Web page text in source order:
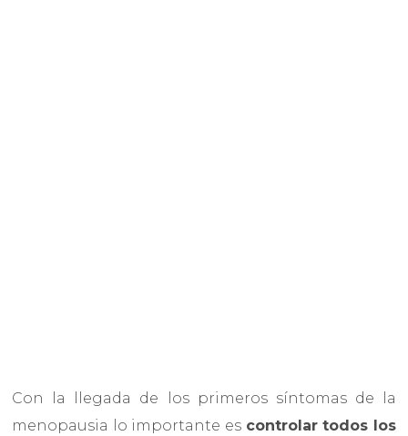
Con la llegada de los primeros síntomas de la
menopausia lo importante es controlar todos los